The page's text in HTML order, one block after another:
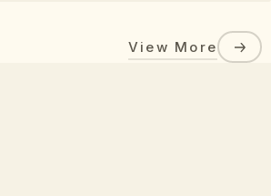
、水やりの頻度や剪定の時期、肥料の与
が長持ちするための正しいお手入れ方法
View More